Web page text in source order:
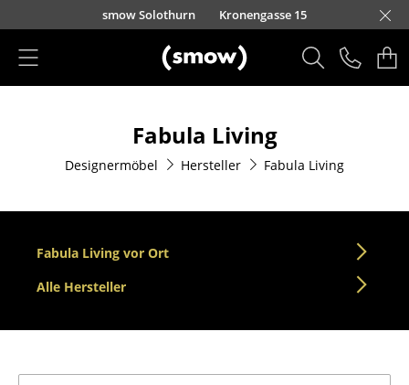
Direkt zum Inhaltsmow Solothurn Kronengasse 15
Esszimmerstühle
Sofas
Sessel
Loungesessel
Fabula Living
Designermöbel Hersteller Fabula Living
Fabula Living vor Ort
Alle Hersteller